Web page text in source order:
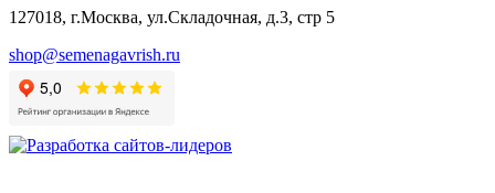
Валериана
Валерианелла
Гибискус лекарственный
Девясил
Душица
Змееголовник
127018, г.Москва, ул.Складочная, д.3, стр 5
shop@semenagavrish.ru